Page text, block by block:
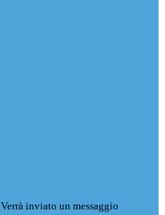
Verrà inviato un messaggio